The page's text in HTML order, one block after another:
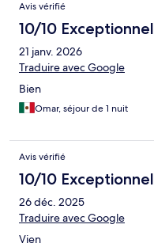
Avis vérifié
10/10 Exceptionnel
21 janv. 2026
Traduire avec Google
Bien
Omar, séjour de 1 nuit
Avis vérifié
10/10 Exceptionnel
26 déc. 2025
Traduire avec Google
Vien